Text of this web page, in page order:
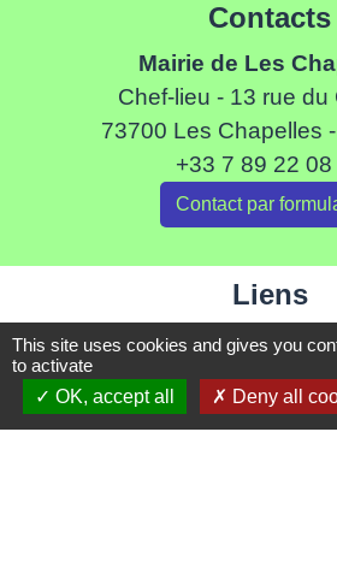
Contacts
Mairie de Les
Chef-lieu - 13 rue du
73700 Les Chapelles
+33 7 89 22 08
Contact par
Liens
Communauté de Commune
Service Public
Assemblée du Pays
This site uses cookies and gives you
to activate
OK, accept all
Deny all